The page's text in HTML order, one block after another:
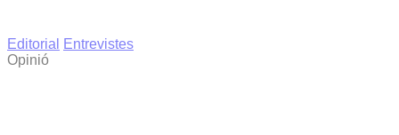
Editorial
Entrevistes
Opinió